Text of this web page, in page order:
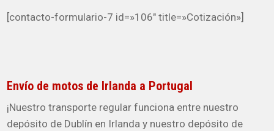
[contacto-formulario-7 id=»106″ title=»Cotización»]
Envío de motos de Irlanda a Portugal
¡Nuestro transporte regular funciona entre nuestro
depósito de Dublín en Irlanda y nuestro depósito de